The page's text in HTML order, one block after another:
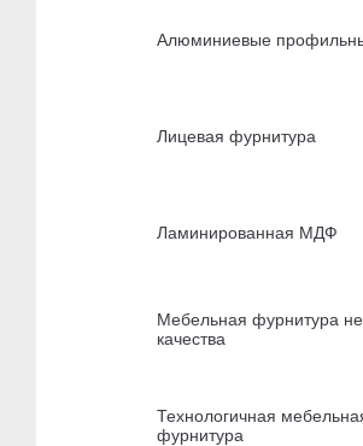
Алюминиевые
Лицевая фурнитура
Ламинированная МДФ
Мебельная фурнитура
качества
Технологичная
фурнитура